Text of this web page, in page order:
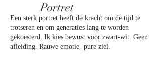
Portret
Een sterk portret heeft de kracht om de tijd te
trotseren en om generaties lang te worden
gekoesterd. Ik kies bewust voor zwart-wit. Geen
afleiding. Rauwe emotie. pure ziel.